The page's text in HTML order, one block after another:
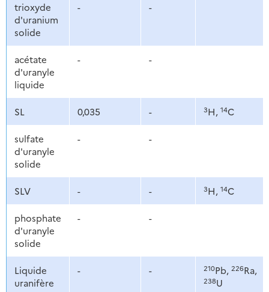
trioxyde
d'uranium
solide
- -
acétate
d'uranyle
liquide
- -
SL 0,035 - 3H, 14C
sulfate
d'uranyle
solide
- -
SLV - - 3H, 14C
phosphate
d'uranyle
solide
- -
Liquide
uranifère
- - 210Pb, 226Ra,
238U